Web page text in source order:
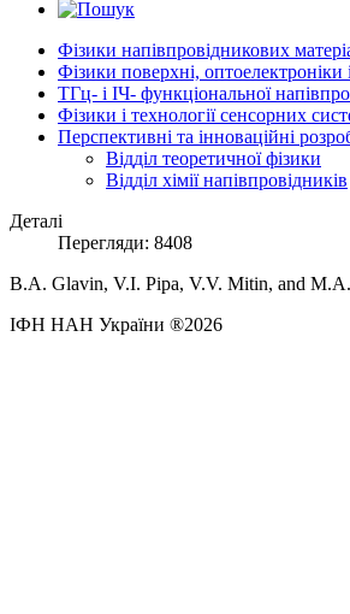
Фізики напівпровідникових
Фізики поверхні, оптоелектроніки
ТГц- і ІЧ- функціональної
Фізики і технології сенсорних
Перспективні та інноваційні
Відділ теоретичної фізики
Відділ хімії напівпровідників
Деталі
Перегляди: 8408
B.A. Glavin, V.I. Pipa, V.V. Mitin, and
ІФН НАН України ®2026